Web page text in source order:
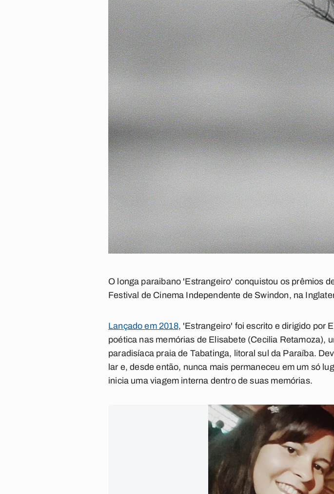
O longa paraibano 'Estrangeiro' conquistou os prêmios
Festival de Cinema Independente de Swindon, na
Lançado em 2018, 'Estrangeiro' foi escrito e dirigido por
poética nas memórias de Elisabete (Cecilia Retamoza),
paradisíaca praia de Tabatinga, litoral sul da Paraíba.
lar e, desde então, nunca mais permaneceu em um só
inicia uma viagem interna dentro de suas memórias.